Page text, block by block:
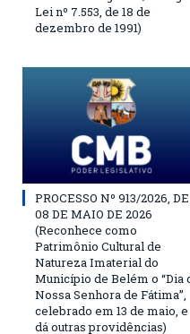
Lei nº 7.553, de 18 de
dezembro de 1991)
PROCESSO Nº 913/2026, DE
08 DE MAIO DE 2026
(Reconhece como
Patrimônio Cultural de
Natureza Imaterial do
Município de Belém o “Dia
Nossa Senhora de Fátima”,
celebrado em 13 de maio, e
dá outras providências)